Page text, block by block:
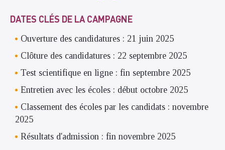
DATES CLÉS DE LA CAMPAGNE
Ouverture des candidatures : 21 juin 2025
Clôture des candidatures : 22 septembre 2025
Test scientifique en ligne : fin septembre 2025
Entretien avec les écoles : début octobre 2025
Classement des écoles par les candidats : novembre
2025
Résultats d'admission : fin novembre 2025